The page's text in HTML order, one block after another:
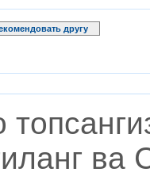
другу
ва